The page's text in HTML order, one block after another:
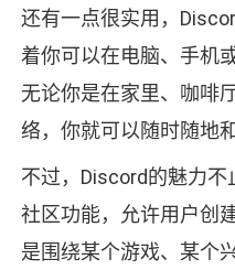
还有一点很实用，
着你可以在电脑、手机
无论你是在家里、咖啡
络，你就可以随时随地
不过，Discord的魅力
社区功能，允许用户创
是围绕某个游戏、某个